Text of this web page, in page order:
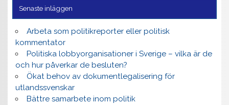
Senaste inläggen
Arbeta som politikreporter eller politisk
kommentator
Politiska lobbyorganisationer i Sverige – vilka är de
och hur påverkar de besluten?
Ökat behov av dokumentlegalisering för
utlandssvenskar
Bättre samarbete inom politik